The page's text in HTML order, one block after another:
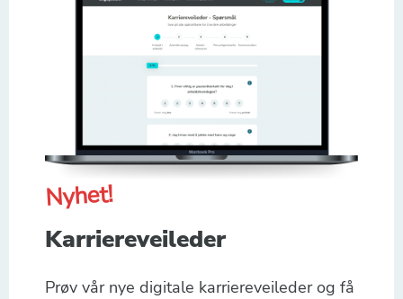
Nyhet!
Karriereveileder
Prøv vår nye digitale karriereveileder og få